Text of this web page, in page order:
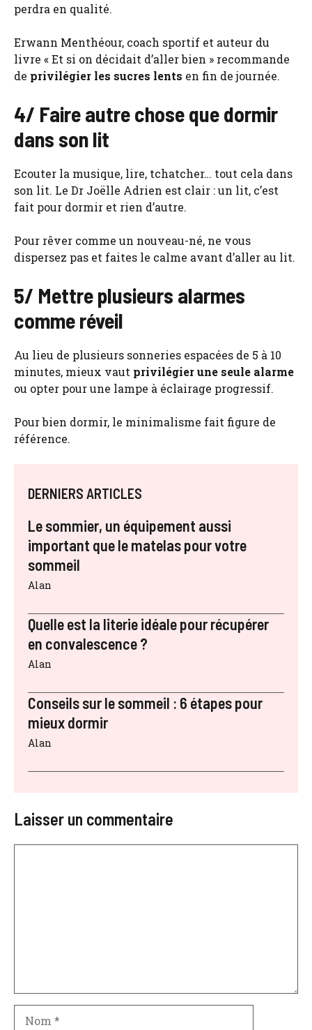
perdra en qualité.
Erwann Menthéour, coach sportif et auteur du
livre « Et si on décidait d’aller bien » recommande
de privilégier les sucres lents en fin de journée.
4/ Faire autre chose que dormir
dans son lit
Ecouter la musique, lire, tchatcher… tout cela dans
son lit. Le Dr Joëlle Adrien est clair : un lit, c’est
fait pour dormir et rien d’autre.
Pour rêver comme un nouveau-né, ne vous
dispersez pas et faites le calme avant d’aller au lit.
5/ Mettre plusieurs alarmes
comme réveil
Au lieu de plusieurs sonneries espacées de 5 à 10
minutes, mieux vaut privilégier une seule alarme
ou opter pour une lampe à éclairage progressif.
Pour bien dormir, le minimalisme fait figure de
référence.
DERNIERS ARTICLES
Le sommier, un équipement aussi
important que le matelas pour votre
sommeil
Alan
Quelle est la literie idéale pour récupérer
en convalescence ?
Alan
Conseils sur le sommeil : 6 étapes pour
mieux dormir
Alan
Laisser un commentaire